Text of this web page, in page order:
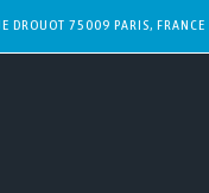
DROUOT 75009 PARIS, FRANCE